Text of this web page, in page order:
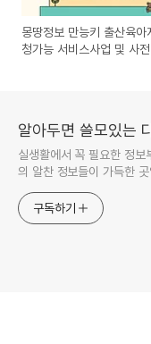
몽땅정보 만능키 출산육아
청가능 서비스사업 및 사
알아두면 쓸모있는
실생활에서 꼭 필요한 정보
의 알찬 정보들이 가득한 곳
구독하기